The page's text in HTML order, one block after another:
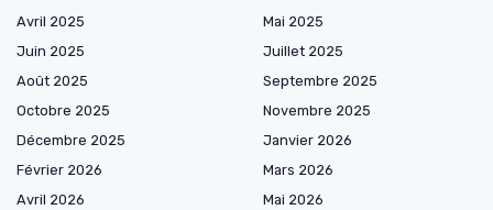
Avril 2025
Mai 2025
Juin 2025
Juillet 2025
Août 2025
Septembre 2025
Octobre 2025
Novembre 2025
Décembre 2025
Janvier 2026
Février 2026
Mars 2026
Avril 2026
Mai 2026